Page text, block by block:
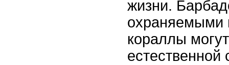
жизни.
охраняемыми
кораллы
естественной